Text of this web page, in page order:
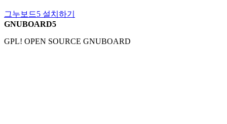
그누보드5 설치하기
GNUBOARD5
GPL! OPEN SOURCE GNUBOARD